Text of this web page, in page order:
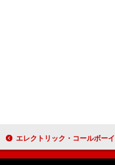
エレクトリック・コールボーイによる別バンド＝サムライ・ピザ・キャッツ、ウィットに富んだニューAL発売決定